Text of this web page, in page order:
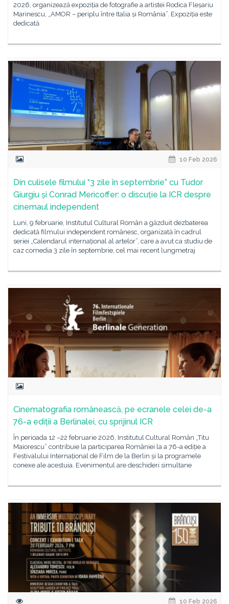
2026, organizează expoziția de fotografie a artistei Rodica Fleșariu
Marinescu, „AMOR – periplu între Italia și România”. Expoziția este
dedicată
10 Feb 2026
Din culisele filmului “3 zile în septembrie” cu Tudor
Giurgiu și Conrad Mericoffer: o discuție la ICR despre
cinemaul independent
Luni, 9 februarie, Institutul Cultural Român a găzduit dezbaterea
dedicată filmului independent românesc, organizată în cadrul
seriei „Calendarul internațional al artelor”, care a avut ca studiu de
caz comedia 3 zile în septembrie, cel mai recent lungmetraj
Cinematografia românească, pe ecranele celei de-a
76-a ediții a Berlinalei, cu sprijinul ICR
În perioada 12 –22 februarie 2026, Institutul Cultural Român „Titu
Maiorescu” contribuie la participarea României la a 76-a ediție a
Festivalului Internațional de Film de la Berlin și la programele
conexe ale acestuia. Evenimentul are deschideri simultane
10 Feb 2026